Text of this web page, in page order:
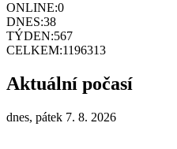
ONLINE:0
DNES:38
TÝDEN:567
CELKEM:1196313
Aktuální počasí
dnes, pátek 7. 8. 2026